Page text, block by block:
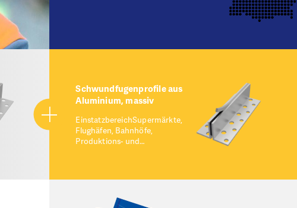
Schwundfugenprofile aus
Aluminium, massiv
EinstatzbereichSupermärkte,
Flughäfen, Bahnhöfe,
Produktions- und…